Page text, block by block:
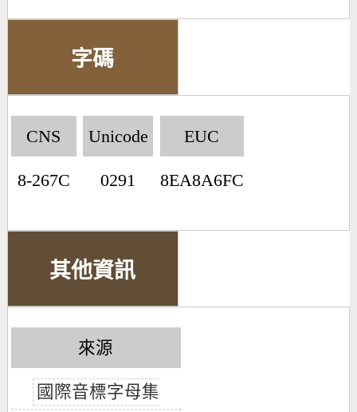
字碼
CNS
8-267C
Unicode
0291
EUC
8EA8A6FC
其他資訊
來源
國際音標字母集